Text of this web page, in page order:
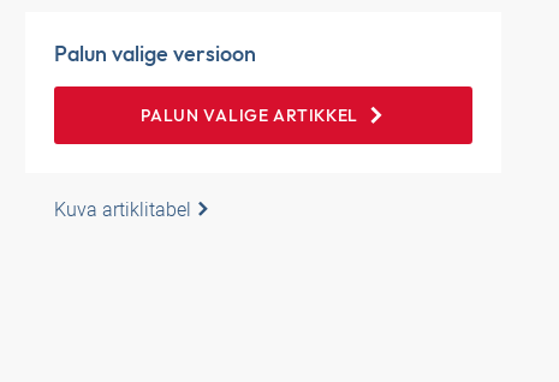
Palun valige versioon
PALUN VALIGE ARTIKKEL
Kuva artiklitabel